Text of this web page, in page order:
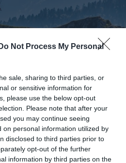
Do Not Process My Personal
sale, sharing to third parties, or
or sensitive information for
please use the below opt-out
Please note that after your
you may continue seeing
on personal information utilized by
disclosed to third parties prior to
opt-out of the further
information by third parties on the
personne, accessible
le permet.
activité ?Une
admirer le Mont Olympe